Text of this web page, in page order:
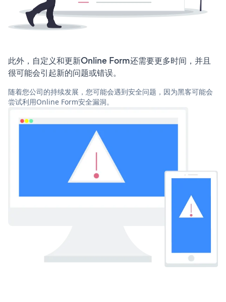
此外，自定义和更新Online Form还需要更多时间，并且
很可能会引起新的问题或错误。
随着您公司的持续发展，您可能会遇到安全问题，因为黑客可能会
尝试利用Online Form安全漏洞。